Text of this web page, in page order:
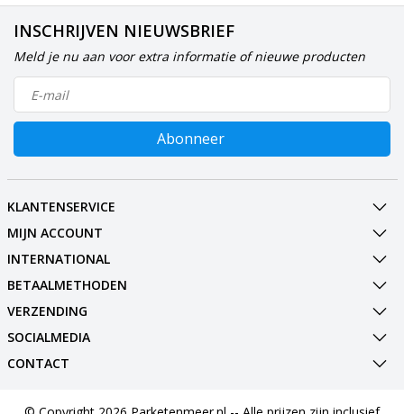
INSCHRIJVEN NIEUWSBRIEF
Meld je nu aan voor extra informatie of nieuwe producten
Abonneer
KLANTENSERVICE
MIJN ACCOUNT
INTERNATIONAL
BETAALMETHODEN
VERZENDING
SOCIALMEDIA
CONTACT